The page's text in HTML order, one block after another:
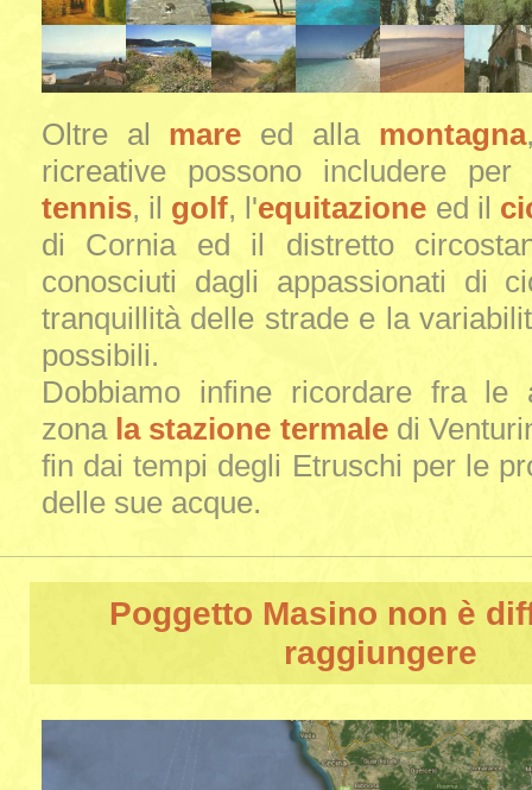
Oltre al mare ed alla montagna
ricreative possono includere
tennis, il golf, l'equitazione ed il
di Cornia ed il distretto
conosciuti dagli appassionati di
tranquillità delle strade e la
possibili.
Dobbiamo infine ricordare fra le
zona la stazione termaledi
fin dai tempi degli Etruschi per le
delle sue acque.
Poggetto Masino non è
raggiungere